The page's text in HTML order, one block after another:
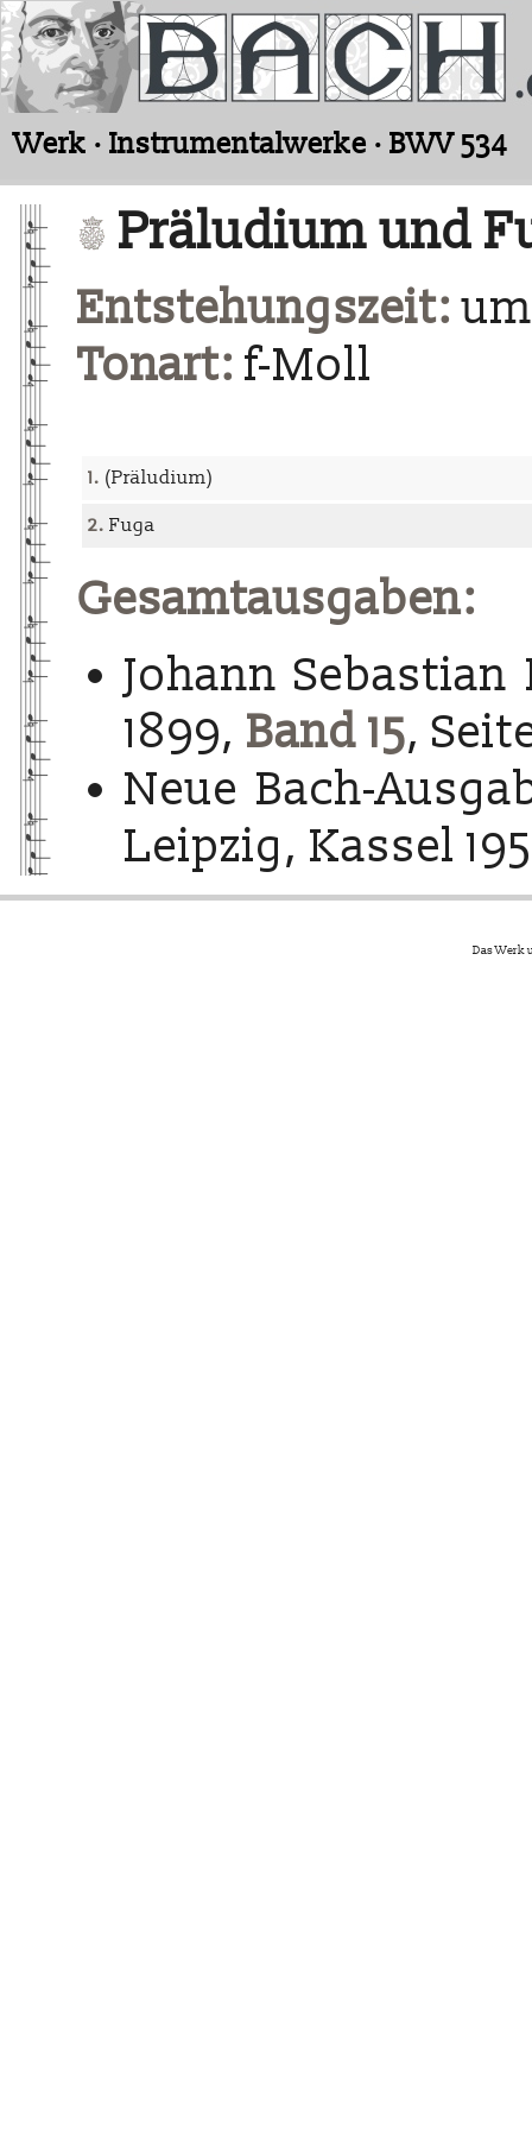
Werk · Instrumentalwerke · BWV 534
Präludium und
Entstehungszeit: um
Tonart: f-Moll
1. (Präludium)
2. Fuga
Gesamtausgaben:
Johann Sebastian
1899, Band 15,
Neue Bach-
Leipzig, Kassel
Das Werk